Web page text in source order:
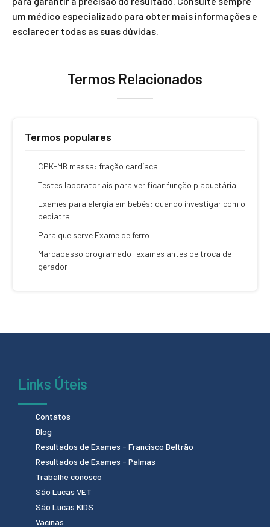
um médico especializado para obter mais informações e
esclarecer todas as suas dúvidas.
Termos Relacionados
Termos populares
CPK-MB massa: fração cardíaca
Testes laboratoriais para verificar função plaquetária
Exames para alergia em bebês: quando investigar com o
pediatra
Para que serve Exame de ferro
Marcapasso programado: exames antes de troca de
gerador
Links Úteis
Contatos
Blog
Resultados de Exames - Francisco Beltrão
Resultados de Exames - Palmas
Trabalhe conosco
São Lucas VET
São Lucas KIDS
Vacinas